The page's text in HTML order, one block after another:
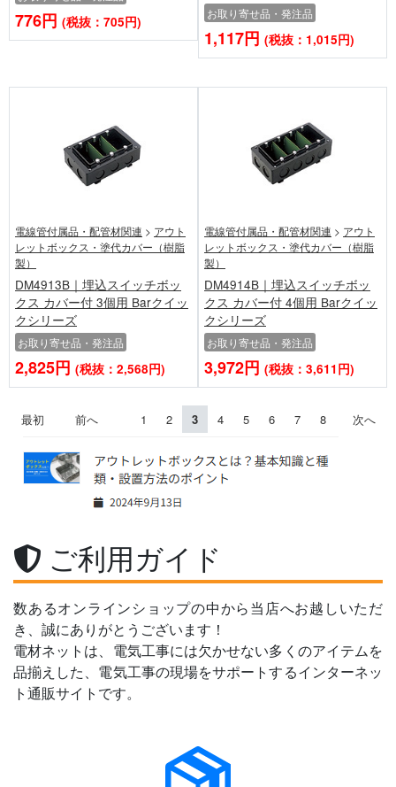
776円 (税抜：705円)
お取り寄せ品・発注品
1,117円 (税抜：1,015円)
電線管付属品・配管材関連 > アウト
レットボックス・塗代カバー（樹脂
製）
DM4913B｜埋込スイッチボッ
クス カバー付 3個用 Barクイッ
クシリーズ
お取り寄せ品・発注品
2,825円 (税抜：2,568円)
電線管付属品・配管材関連 > アウト
レットボックス・塗代カバー（樹脂
製）
DM4914B｜埋込スイッチボッ
クス カバー付 4個用 Barクイッ
クシリーズ
お取り寄せ品・発注品
3,972円 (税抜：3,611円)
最初 前へ 1 2 3 4 5 6 7 8 次へ
ご利用ガイド
数あるオンラインショップの中から当店へお越しいただ
き、誠にありがとうございます！
電材ネットは、電気工事には欠かせない多くのアイテムを
品揃えした、電気工事の現場をサポートするインターネッ
ト通販サイトです。